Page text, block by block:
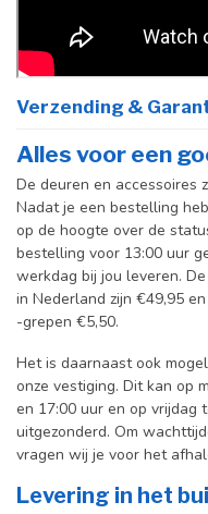
Verzending &
Alles voor een
De deuren en accessoires
Nadat je een bestelling
op de hoogte over de
bestelling voor 13:00 uur
werkdag bij jou leveren.
in Nederland zijn €49,95
-grepen €5,50.
Het is daarnaast ook
onze vestiging. Dit kan op
en 17:00 uur en op vrijdag
uitgezonderd. Om
vragen wij je voor het
Levering in het